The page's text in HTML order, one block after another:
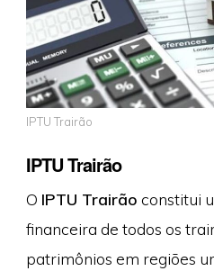
IPTU Trairão
IPTU Trairão
O IPTU Trairão constitui
financeira de todos os
patrimônios em regiões